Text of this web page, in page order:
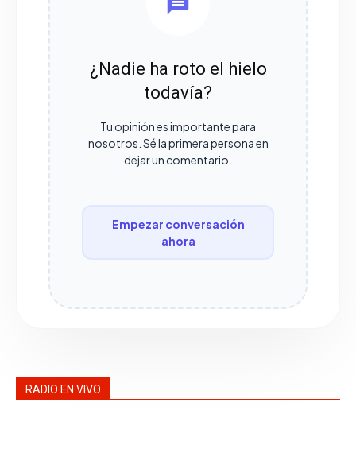
¿Nadie ha roto el hielo
todavía?
Tu opinión es importante para
nosotros. Sé la primera persona en
dejar un comentario.
Empezar conversación
ahora
RADIO EN VIVO